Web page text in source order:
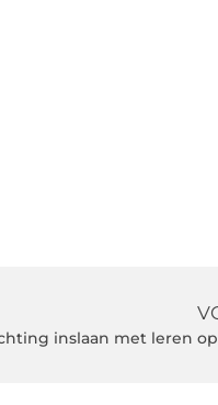
inslaan met leren